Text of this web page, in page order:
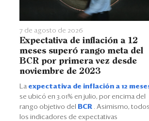
7 de agosto de 2026
Expectativa de inflación a 12
meses superó rango meta del
BCR por primera vez desde
noviembre de 2023
La expectativa de inflación a 12
se ubicó en 3.01% en julio, por encima del
rango objetivo del
BCR
. Asimismo,
los indicadores de expectativas